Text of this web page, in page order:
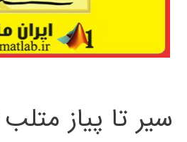
سیر تا پیاز متلب MATLAB